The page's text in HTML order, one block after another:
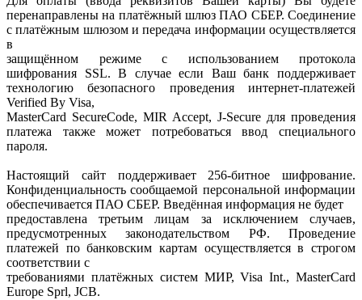
перенаправлены на платёжный шлюз ПАО СБЕР. Соединение
с платёжным шлюзом и передача информации осуществляется
в
защищённом режиме с использованием протокола
шифрования SSL. В случае если Ваш банк поддерживает
технологию безопасного проведения интернет-платежей
Verified By Visa,
MasterCard SecureCode, MIR Accept, J-Secure для проведения
платежа также может потребоваться ввод специального
пароля.
Настоящий сайт поддерживает 256-битное шифрование.
Конфиденциальность сообщаемой персональной информации
обеспечивается ПАО СБЕР. Введённая информация не будет
предоставлена третьим лицам за исключением случаев,
предусмотренных законодательством РФ. Проведение
платежей по банковским картам осуществляется в строгом
соответствии с
требованиями платёжных систем МИР, Visa Int., MasterCard
Europe Sprl, JCB.